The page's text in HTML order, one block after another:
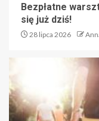
Bezpłatne
się już dziś!
28 lipca 2026